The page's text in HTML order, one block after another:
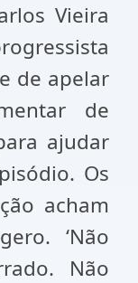
Vieira
de apelar
de
ajudar
Os
acham
‘Não
Não